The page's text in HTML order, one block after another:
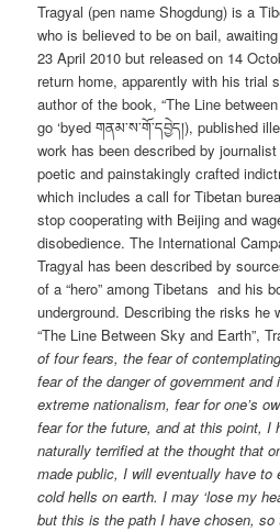
Tragyal (pen name Shogdung) is a
who is believed to be on bail,
23 April 2010 but released on 14
return home, apparently with his trial
author of the book, “The Line
go ‘byed གནམ་ས་གོ་དབྱེད།), published
work has been described by
poetic and painstakingly crafted
which includes a call for Tibetan
stop cooperating with Beijing and
disobedience. The International
Tragyal has been described by
of a “hero” among Tibetans and his
underground. Describing the risks he
“The Line Between Sky and Earth”,
of four fears, the fear of
fear of the danger of government
extreme nationalism, fear for one’s
fear for the future, and at this point, I
naturally terrified at the thought that
made public, I will eventually have to
cold hells on earth. I may ‘lose my
but this is the path I have chosen, so